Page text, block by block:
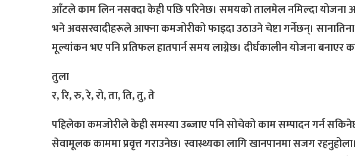
आँटले काम लिन नसक्दा केही पछि परिनेछ। समयको तालमेल नमिल्दा योजना
भने अवसरवादीहरूले आफ्ना कमजोरीको फाइदा उठाउने चेष्टा गर्नेछन्।
मूल्यांकन भए पनि प्रतिफल हातपार्न समय लाग्नेछ। दीर्घकालीन योजना बनाएर
तुला
र, रि, रु, रे, रो, ता, ति, तु, ते
पहिलेका कमजोरीले केही समस्या उब्जाए पनि सोचेको काम सम्पादन गर्न
सेवामूलक काममा प्रवृत्त गराउनेछ। स्वास्थ्यका लागि खानपानमा सजग